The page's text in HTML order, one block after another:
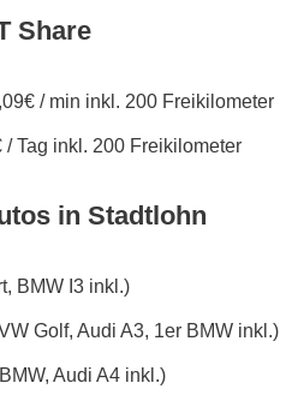
Share
/ min inkl. 200 Freikilometer
/ Tag inkl. 200 Freikilometer
in Stadtlohn
BMW I3 inkl.)
Golf, Audi A3, 1er BMW inkl.)
Audi A4 inkl.)